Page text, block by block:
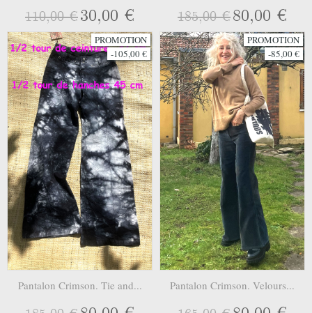
110,00 €30,00 € 185,00 €80,00 €
PROMOTION
-105,00 €
Pantalon Crimson. Tie and...
PROMOTION
-85,00 €
Pantalon Crimson. Velours...